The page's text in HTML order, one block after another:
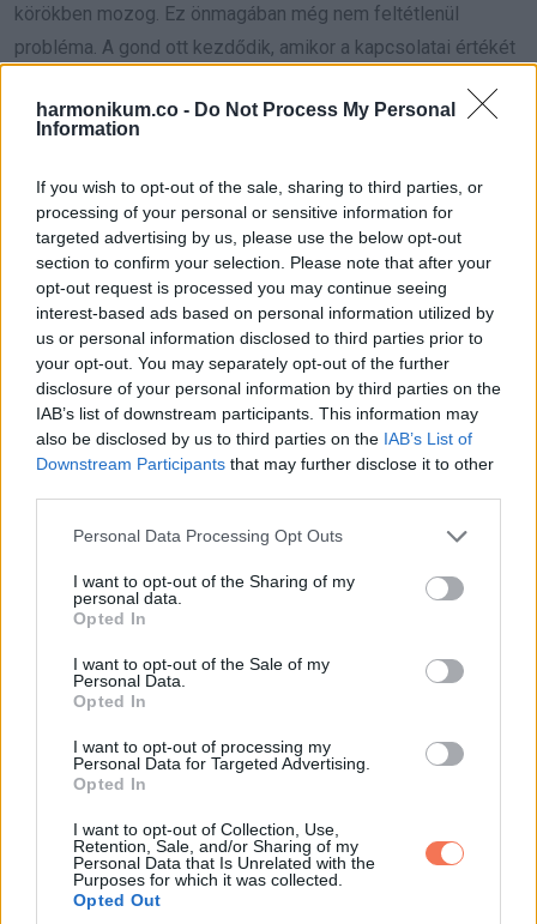
harmonikum.co - Do Not Process My Personal
Information
If you wish to opt-out of the sale, sharing to third parties, or
processing of your personal or sensitive information for
targeted advertising by us, please use the below opt-out
section to confirm your selection. Please note that after your
opt-out request is processed you may continue seeing
interest-based ads based on personal information utilized by
us or personal information disclosed to third parties prior to
your opt-out. You may separately opt-out of the further
disclosure of your personal information by third parties on the
IAB’s list of downstream participants. This information may
also be disclosed by us to third parties on the IAB’s List of
Downstream Participants that may further disclose it to other
Please note that this website/app uses one or more Google
not limited to your visit or usage behaviour. You may click to
grant or deny consent to Google and its third-party tags to
use your data for below specified purposes in below Google
consent section.
Personal Data Processing Opt Outs
I want to opt-out of the Sharing of my
personal data.
Opted In
I want to opt-out of the Sale of my
Personal Data.
Opted In
I want to opt-out of processing my
Personal Data for Targeted Advertising.
Opted In
I want to opt-out of Collection, Use,
Retention, Sale, and/or Sharing of my
Personal Data that Is Unrelated with the
Purposes for which it was collected.
Opted Out
körökben mozog. Ez önmagában még nem feltétlenül
probléma. A gond ott kezdődik, amikor a kapcsolatai értékét
kedvesnek lenni, kit kell látványosan támogatni, ki hasznos,
Egy ilyen nő sokszor meglepően gyorsan vált stílust attól
függően, kivel beszél. Felfelé bájos, lefelé lekezelő lehet.
Az a pincér, kolléga, rokon vagy régi barátnő, akitől épp nem
remél semmit, hirtelen sokkal kevesebb türelmet kap. Ezzel
szemben egy befolyásos, népszerű vagy „jól mutató”
emberrel feltűnően simulékony és figyelmes. Ez a kontraszt
sokat elárul.
A párkapcsolatban is megjelenhet ez a szemlélet. Nemcsak
az számít, milyen a másik ember, hanem az is, mit emel rajta
kifelé. Hogyan néz ki mellette, mennyire irigylik érte, milyen
általa épített képhez. Ilyenkor a partner könnyen
státuszkellékké válhat, nem pedig valódi társsá.
A barátságokban ez különösen fájdalmas, mert a közelség
aztán amikor valamiért már nem szolgálod az önképét, az
érdeklődés hirtelen megcsappan. Nem feltétlenül lesz nyílt
szakítás vagy konfliktus, egyszerűen csak hátrébb kerülsz a
belső rangsorában. A melegség helyét hűvös praktikusság
veszi át.